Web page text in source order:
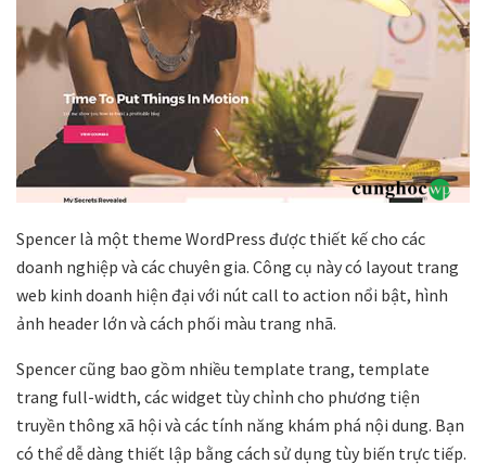
Spencer là một theme WordPress được thiết kế cho các
doanh nghiệp và các chuyên gia. Công cụ này có layout trang
web kinh doanh hiện đại với nút call to action nổi bật, hình
ảnh header lớn và cách phối màu trang nhã.
Spencer cũng bao gồm nhiều template trang, template
trang full-width, các widget tùy chỉnh cho phương tiện
truyền thông xã hội và các tính năng khám phá nội dung. Bạn
có thể dễ dàng thiết lập bằng cách sử dụng tùy biến trực tiếp.